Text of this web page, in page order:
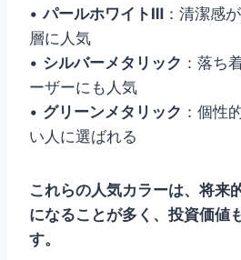
•パールホワイトⅢ ：清潔感
層に人気
• シルバーメタリック ：落ち
ーザーにも人気
• グリーンメタリック ：個性
い人に選ばれる
これらの人気カラーは、将来
になることが多く、投資価値
す。